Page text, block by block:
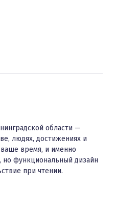
области —
людях, достижениях и
ваше время, и именно
функциональный дизайн
при чтении.